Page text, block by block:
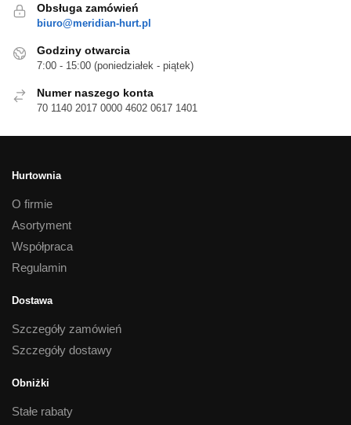
Obsługa zamówień
biuro@meridian-hurt.pl
Godziny otwarcia
7:00 - 15:00 (poniedziałek - piątek)
Numer naszego konta
70 1140 2017 0000 4602 0617 1401
Hurtownia
O firmie
Asortyment
Współpraca
Regulamin
Dostawa
Szczegóły zamówień
Szczegóły dostawy
Obniżki
Stałe rabaty